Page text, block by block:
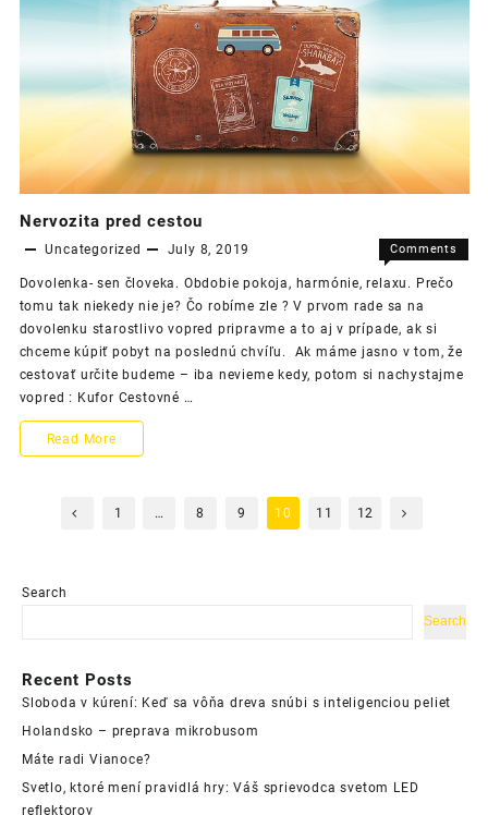
informácie
Nervozita pred cestou
Uncategorized July 8, 2019
Comments
cestou
Dovolenka- sen človeka. Obdobie pokoja, harmónie, relaxu. Prečo
tomu tak niekedy nie je? Čo robíme zle ? V prvom rade sa na
dovolenku starostlivo vopred pripravme a to aj v prípade, ak si
chceme kúpiť pobyt na poslednú chvíľu. Ak máme jasno v tom, že
cestovať určite budeme – iba nevieme kedy, potom si nachystajme
vopred : Kufor Cestovné …
Nervozita
cestou
Read More
1 … 8 9 10 11 12
Search
Search
Recent Posts
Sloboda v kúrení: Keď sa vôňa dreva snúbi s inteligenciou peliet
Holandsko – preprava mikrobusom
Máte radi Vianoce?
Svetlo, ktoré mení pravidlá hry: Váš sprievodca svetom LED
reflektorov